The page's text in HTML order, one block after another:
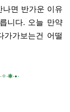
면 반가운 이유
니다. 오늘 만약
가가보는건 어떨